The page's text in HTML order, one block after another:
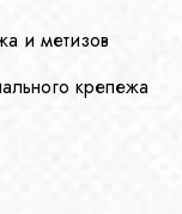
и метизов
крепежа